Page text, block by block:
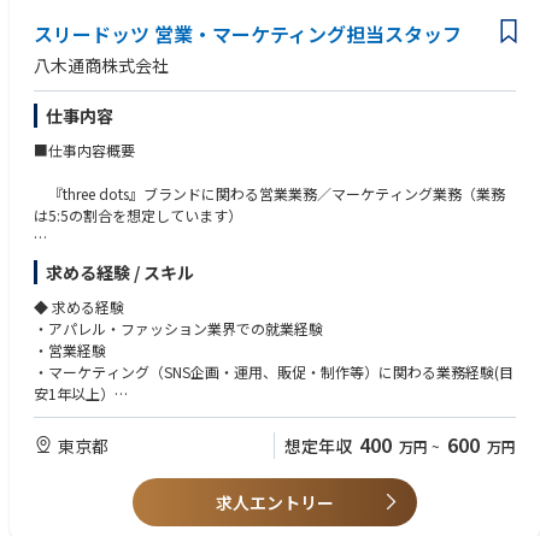
スリードッツ 営業・マーケティング担当スタッフ
八木通商株式会社
仕事内容
■仕事内容概要
『three dots』ブランドに関わる営業業務／マーケティング業務（業務
は5:5の割合を想定しています）
【営業】
・リテール／ホールセール業務全般
・百貨店・セレクトショップ・専門店等への卸営業及び付随業務
・店舗運営業務全般（リーテル担当はもう1名おります）
【マーケティング】
・SNS企画・運用、販促管理・制作業務（EC事業部やPR室と連携しなが
求める経験 / スキル
◆ 求める経験
・アパレル・ファッション業界での就業経験
・営業経験
・マーケティング（SNS企画・運用、販促・制作等）に関わる業務経験(目
安1年以上）
◇求める人物像
・ファッションが好きで、フットワーク軽く業務ができる方
・周囲とコミュニケーションを取りつつ、協調して業務に当る事が出来る
・スリードッツブランドがお好きな方
東京都 想定年収 400 万円 ~ 600 万円
求人エントリー